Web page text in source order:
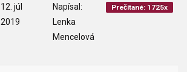
12. júl
2019
Napísal:
Lenka
Mencelová
Prečítané: 1725x